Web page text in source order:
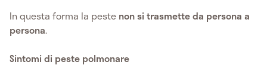
In questa forma la peste non si trasmette da persona a
persona.
Sintomi di peste polmonare